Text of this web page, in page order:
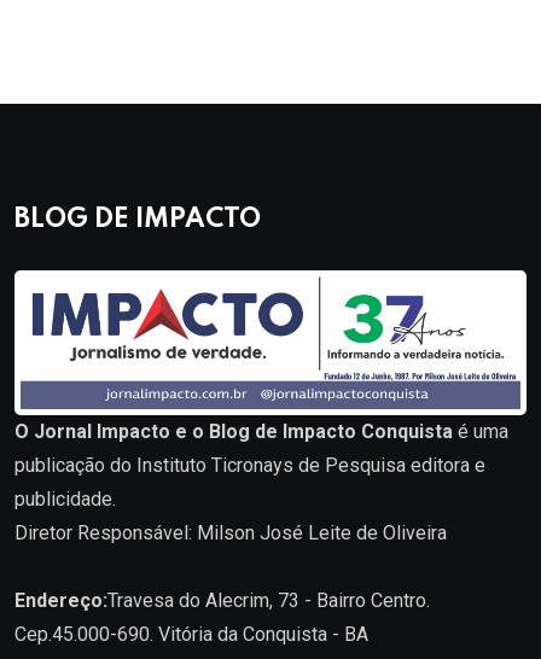
BLOG DE IMPACTO
O Jornal Impacto e o Blog de Impacto Conquista é uma
publicação do Instituto Ticronays de Pesquisa editora e
publicidade.
Diretor Responsável: Milson José Leite de Oliveira
Endereço:Travesa do Alecrim, 73 - Bairro Centro.
Cep.45.000-690. Vitória da Conquista - BA